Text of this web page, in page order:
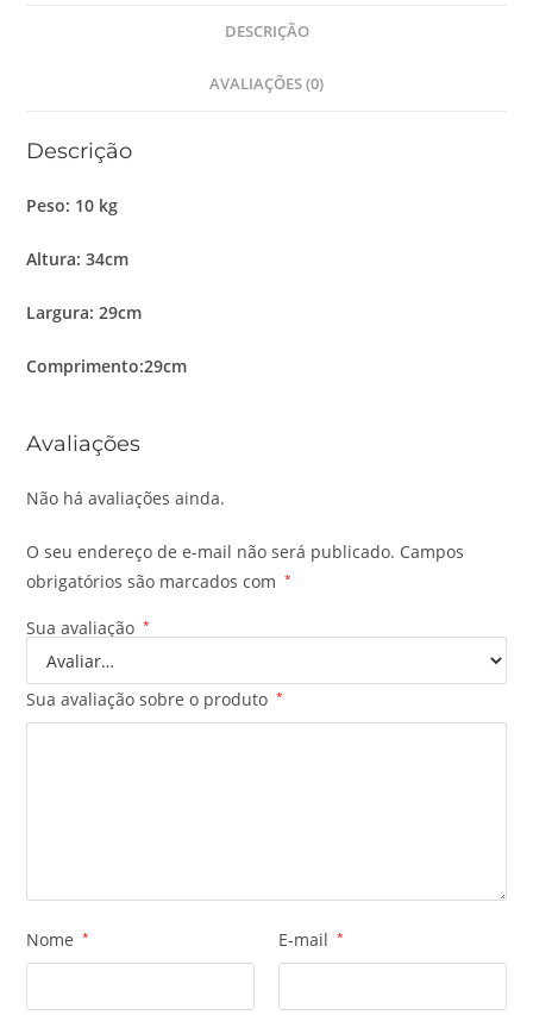
DESCRIÇÃO
AVALIAÇÕES (0)
Descrição
Peso: 10 kg
Altura:34cm
Largura:29cm
Comprimento:29cm
Avaliações
Não há avaliações ainda.
O seu endereço de e-mail não será publicado. Campos
obrigatórios são marcados com
*
Sua avaliação *
Sua avaliação sobre o produto *
Nome * E-mail *